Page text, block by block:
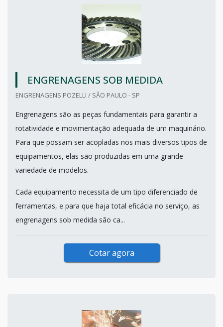
ENGRENAGENS SOB MEDIDA
ENGRENAGENS POZELLI / SÃO PAULO - SP
Engrenagens são as peças fundamentais para garantir a
rotatividade e movimentação adequada de um maquinário.
Para que possam ser acopladas nos mais diversos tipos de
equipamentos, elas são produzidas em uma grande
variedade de modelos.
Cada equipamento necessita de um tipo diferenciado de
ferramentas, e para que haja total eficácia no serviço, as
engrenagens sob medida são ca...
Cotar agora